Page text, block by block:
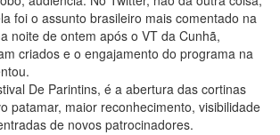
foi o assunto brasileiro mais comentado na
noite de ontem após o VT da Cunhã,
criados e o engajamento do programa na
De Parintins, é a abertura das cortinas
patamar, maior reconhecimento, visibilidade
de novos patrocinadores.